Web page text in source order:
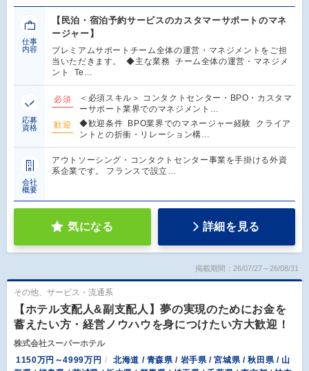
仕事
内容
【民泊・宿泊予約サービスのカスタマーサポートのマネ
ージャー】
プレミアムサポートチーム全体の運営・マネジメントをご担
当いただきます。 ◆主な業務 チーム全体の運営・マネジメ
ント Te…
応募
資格
必須
＜必須スキル＞ コンタクトセンター・BPO・カスタマ
ーサポート業界でのマネジメント…
歓迎
◆歓迎条件 BPO業界でのマネージャー経験 クライア
ントとの折衝・リレーション構…
会社
概要
アウトソーシング・コンタクトセンター事業を手掛ける外資
系企業です。 フランスで設立…
気になる 詳細を見る
掲載期間：26/07/27～26/08/31
その他、サービス・流通系
【ホテル支配人&副支配人】夢の実現のためにお金を
蓄えたい方・経営ノウハウを身につけたい方大歓迎！
株式会社スーパーホテル
1150万円～4999万円
北海道 / 青森県 / 岩手県 / 宮城県 / 秋田県 / 山